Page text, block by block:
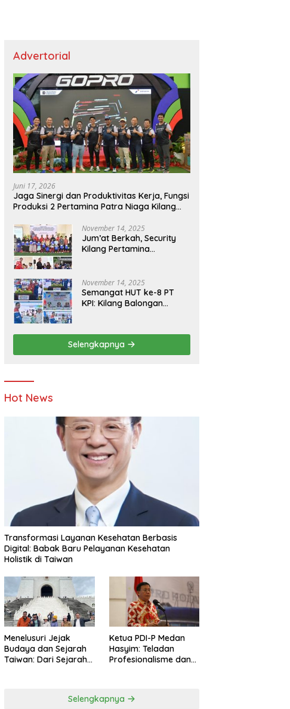
Advertorial
Juni 17, 2026
Jaga Sinergi dan Produktivitas Kerja, Fungsi
Produksi 2 Pertamina Patra Niaga Kilang
November 14, 2025
Jum’at Berkah, Security
Kilang Pertamina
November 14, 2025
Semangat HUT ke-8 PT
KPI: Kilang Balongan
Berbagi Bersama
Penyandang Disabilitas
dan Yayasan Pendidikan
Selengkapnya
Hot News
Transformasi Layanan Kesehatan Berbasis
Digital: Babak Baru Pelayanan Kesehatan
Holistik di Taiwan
Menelusuri Jejak
Budaya dan Sejarah
Taiwan: Dari Sejarah
Sejarah Chiang Kai-
Ketua PDI-P Medan
Hasyim: Teladan
Profesionalisme dan
Selengkapnya